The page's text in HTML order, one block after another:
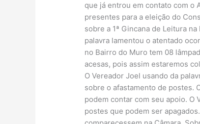
que já entrou em contato com o
presentes para a eleição do
sobre a 1ª Gincana de Leitura
palavra lamentou o atentado
no Bairro do Muro tem 08
acesas, pois assim estaremos
O Vereador Joel usando da
sobre o afastamento de postes.
podem contar com seu apoio. O
postes que podem ser